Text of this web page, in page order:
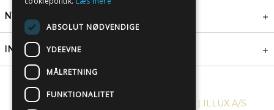
NYTTIGE LINKS
INSPIRATION
COPYRIGHT © 2024, PLAKATWERKET | ILLUX A/S
ABSOLUT NØDVENDIGE
YDEEVNE
MÅLRETNING
FUNKTIONALITET